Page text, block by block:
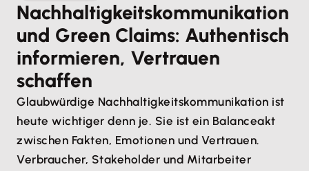
Nachhaltigkeitskommunikation
und Green Claims: Authentisch
informieren, Vertrauen
schaffen
Glaubwürdige Nachhaltigkeitskommunikation ist
heute wichtiger denn je. Sie ist ein Balanceakt
zwischen Fakten, Emotionen und Vertrauen.
Verbraucher, Stakeholder und Mitarbeiter